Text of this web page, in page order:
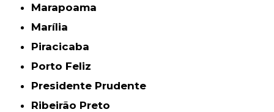
Marapoama
Marília
Piracicaba
Porto Feliz
Presidente Prudente
Ribeirão Preto